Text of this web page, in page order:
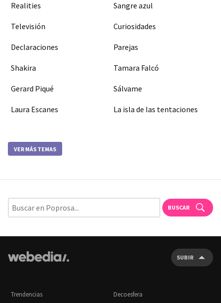
Realities Sangre azul
Televisión Curiosidades
Declaraciones Parejas
Shakira Tamara Falcó
Gerard Piqué Sálvame
Laura Escanes La isla de las tentaciones
VER MÁS TEMAS
BUSCAR
SUBIR
Trendencias Decoesfera